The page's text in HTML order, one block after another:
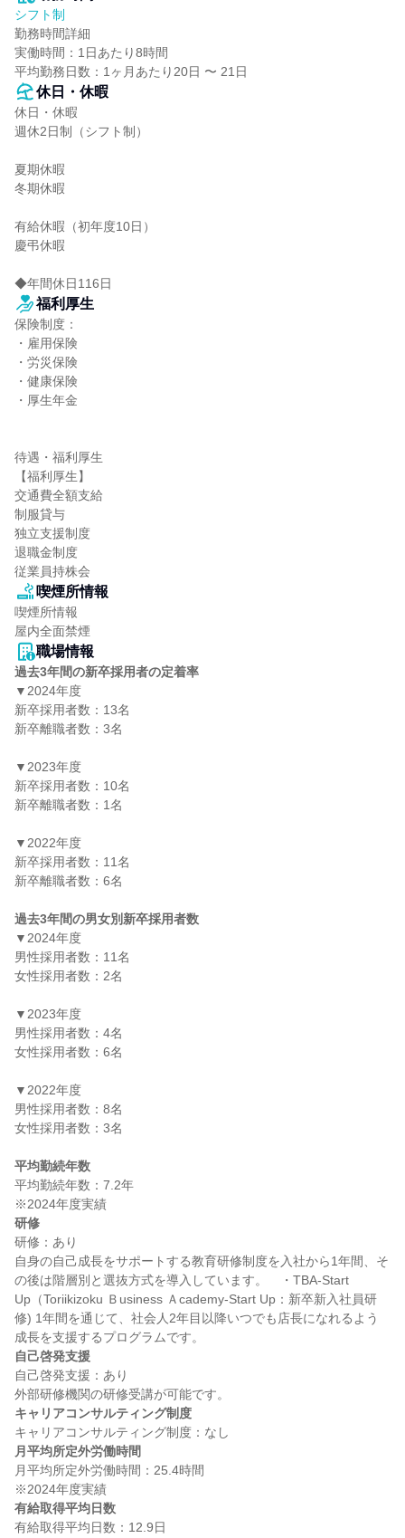
シフト制
勤務時間詳細
実働時間：1日あたり8時間
平均勤務日数：1ヶ月あたり20日 〜 21日
休日・休暇
休日・休暇
週休2日制（シフト制）
夏期休暇
冬期休暇
有給休暇（初年度10日）
慶弔休暇
◆年間休日116日
福利厚生
保険制度：
・雇用保険
・労災保険
・健康保険
・厚生年金
待遇・福利厚生
【福利厚生】
交通費全額支給
制服貸与
独立支援制度
退職金制度
従業員持株会
喫煙所情報
喫煙所情報
屋内全面禁煙
職場情報
過去3年間の新卒採用者の定着率
▼2024年度
新卒採用者数：13名
新卒離職者数：3名
▼2023年度
新卒採用者数：10名
新卒離職者数：1名
▼2022年度
新卒採用者数：11名
新卒離職者数：6名
過去3年間の男女別新卒採用者数
▼2024年度
男性採用者数：11名
女性採用者数：2名
▼2023年度
男性採用者数：4名
女性採用者数：6名
▼2022年度
男性採用者数：8名
女性採用者数：3名
平均勤続年数
平均勤続年数：7.2年
研修
研修：あり
自身の自己成長をサポートする教育研修制度を入社から1年間、そ
の後は階層別と選抜方式を導入しています。　・TBA-Start
Up（Toriikizoku Ｂusiness Ａcademy-Start Up：新卒新入社員研
修) 1年間を通じて、社会人2年目以降いつでも店長になれるよう
自己啓発支援
自己啓発支援：あり
キャリアコンサルティング制度
月平均所定外労働時間
月平均所定外労働時間：25.4時間
有給取得平均日数
有給取得平均日数：12.9日